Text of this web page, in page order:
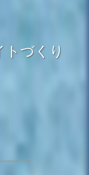
づくり